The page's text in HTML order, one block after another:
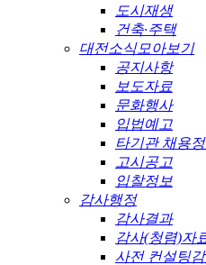
도시재생
건축·주택
대전소식모아보기
공지사항
보도자료
문화행사
입법예고
타기관 채용
고시공고
입찰정보
감사행정
감사결과
감사(청렴)자
사전 컨설팅